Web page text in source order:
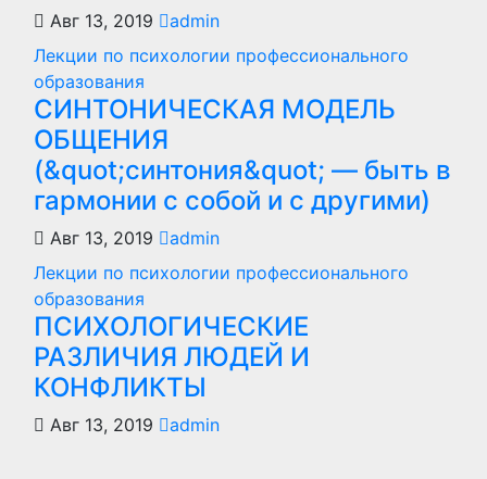
Авг 13, 2019
admin
Лекции по психологии профессионального
образования
СИНТОНИЧЕСКАЯ МОДЕЛЬ
ОБЩЕНИЯ
(&quot;синтония&quot; — быть в
гармонии с собой и с другими)
Авг 13, 2019
admin
Лекции по психологии профессионального
образования
ПСИХОЛОГИЧЕСКИЕ
РАЗЛИЧИЯ ЛЮДЕЙ И
КОНФЛИКТЫ
Авг 13, 2019 admin